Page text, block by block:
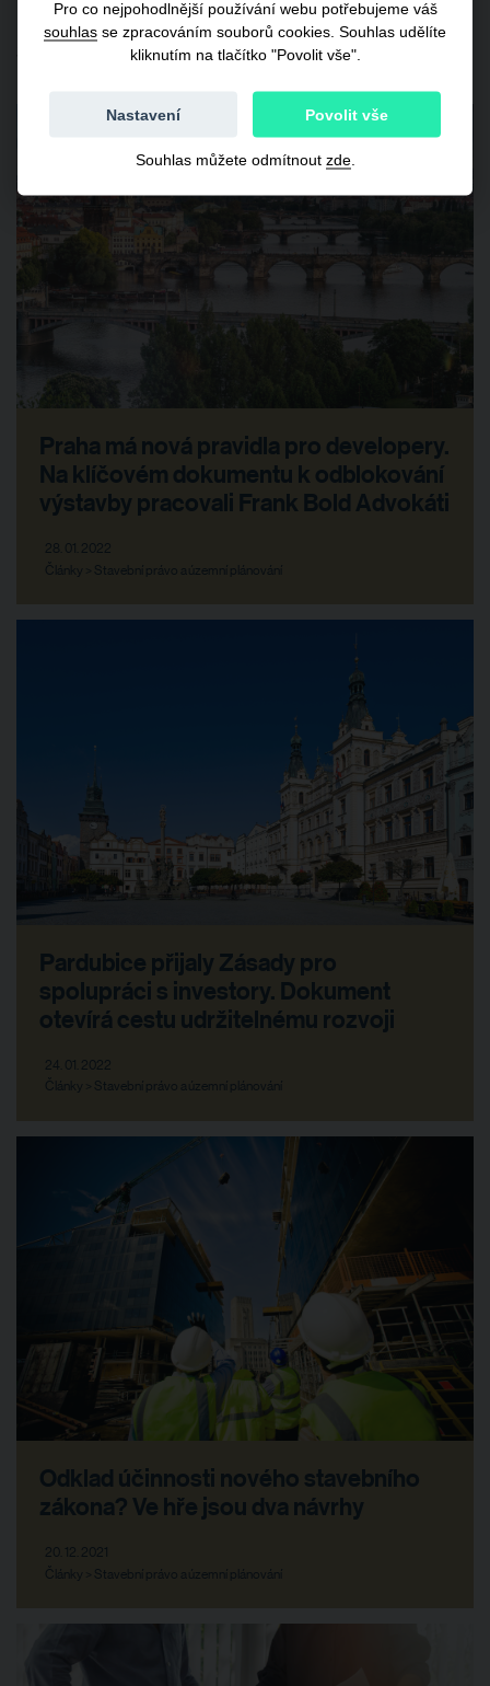
Související články
Praha má nová pravidla pro developery.
Na klíčovém dokumentu k odblokování
výstavby pracovali Frank Bold Advokáti
28. 01. 2022
Články > Stavební právo a územní plánování
Pardubice přijaly Zásady pro
spolupráci s investory. Dokument
otevírá cestu udržitelnému rozvoji
24. 01. 2022
Články > Stavební právo a územní plánování
Odklad účinnosti nového stavebního
zákona? Ve hře jsou dva návrhy
20. 12. 2021
Články > Stavební právo a územní plánování
Pro co nejpohodlnější používání webu potřebujeme váš
souhlas se zpracováním souborů cookies. Souhlas udělíte
kliknutím na tlačítko "Povolit vše".
Povolit vše
Nastavení
Souhlas můžete odmítnout zde.